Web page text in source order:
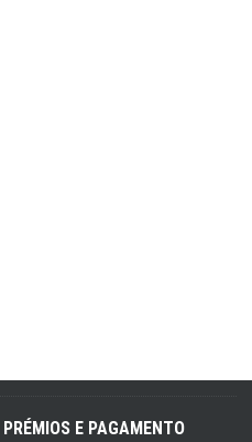
PRÉMIOS E PAGAMENTO